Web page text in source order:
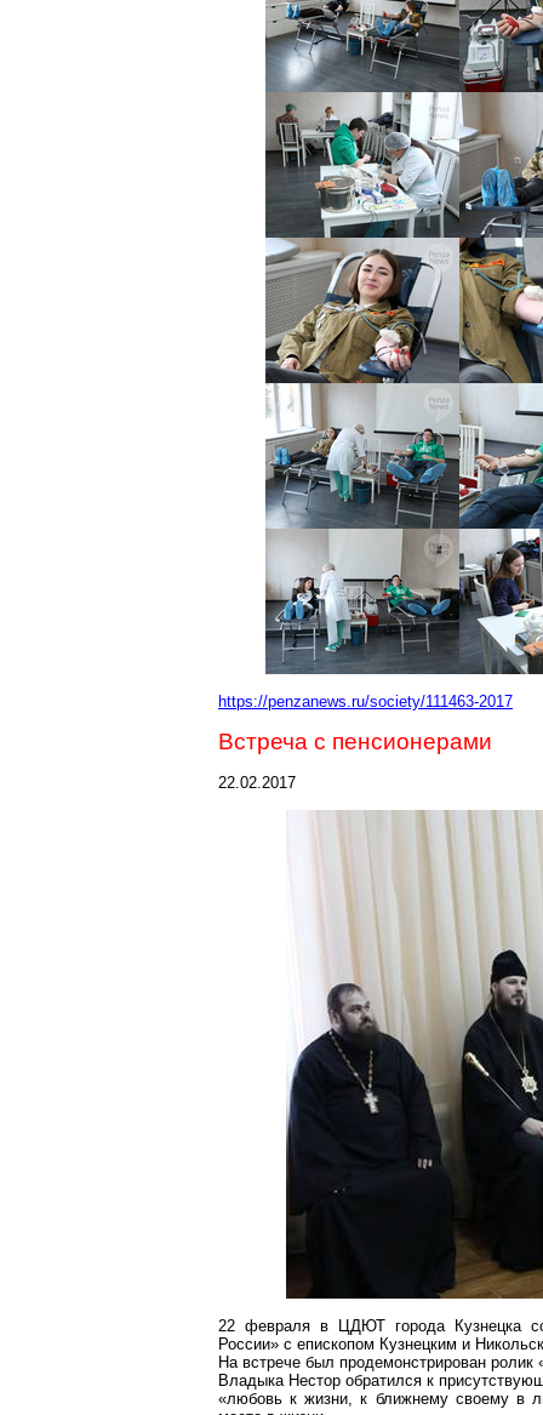
https://penzanews.ru/society/111463-2017
Встреча с пенсионерами
22.02.2017
22 февраля в ЦДЮТ города Кузнецка
России» с епископом Кузнецким и
На встрече был продемонстрирован
Владыка Нестор обратился к
«любовь к жизни, к ближнему своему в